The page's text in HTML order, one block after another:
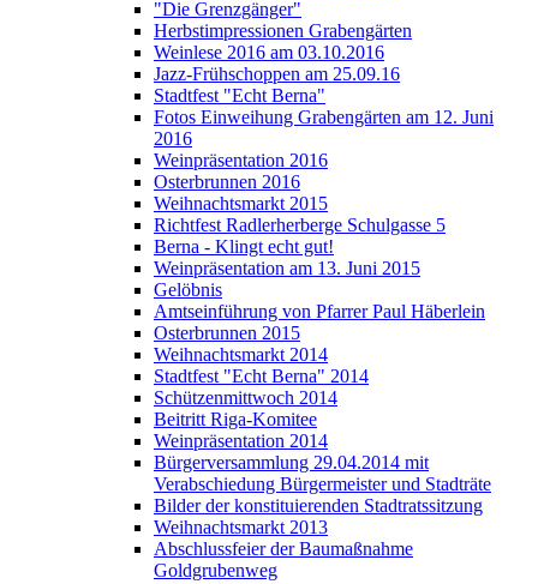
"Die Grenzgänger"
Herbstimpressionen Grabengärten
Weinlese 2016 am 03.10.2016
Jazz-Frühschoppen am 25.09.16
Stadtfest "Echt Berna"
Fotos Einweihung Grabengärten am 12. Juni
2016
Weinpräsentation 2016
Osterbrunnen 2016
Weihnachtsmarkt 2015
Richtfest Radlerherberge Schulgasse 5
Berna - Klingt echt gut!
Weinpräsentation am 13. Juni 2015
Gelöbnis
Amtseinführung von Pfarrer Paul Häberlein
Osterbrunnen 2015
Weihnachtsmarkt 2014
Stadtfest "Echt Berna" 2014
Schützenmittwoch 2014
Beitritt Riga-Komitee
Weinpräsentation 2014
Bürgerversammlung 29.04.2014 mit
Verabschiedung Bürgermeister und Stadträte
Bilder der konstituierenden Stadtratssitzung
Weihnachtsmarkt 2013
Abschlussfeier der Baumaßnahme
Goldgrubenweg